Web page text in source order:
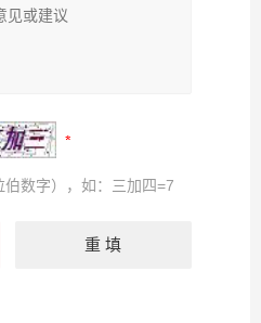
数字），如：三加四=7